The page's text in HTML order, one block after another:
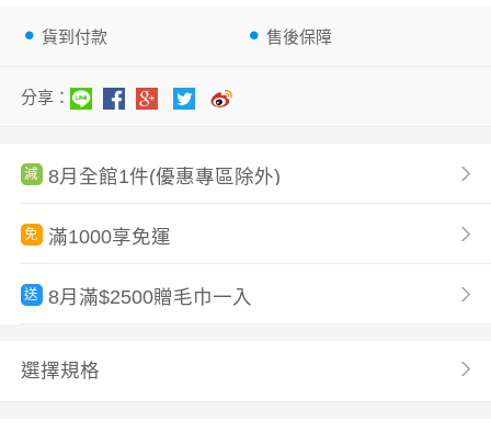
貨到付款 售後保障
分享：
減 8月全館1件(優惠專區除外)
免 滿1000享免運
送 8月滿$2500贈毛巾一入
選擇規格